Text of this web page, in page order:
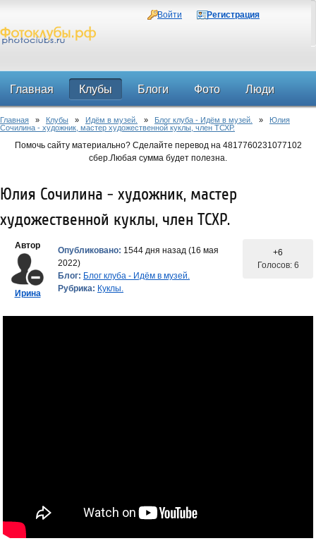
Войти Регистрация
Главная Клубы Блоги Фото Люди
Форум
Главная » Клубы » Идём в музей. » Блог клуба - Идём в музей. » Юлия
Сочилина - художник, мастер художественной куклы, член ТСХР.
Помочь сайту материально? Сделайте перевод на 4817760231077102
сбер.Любая сумма будет полезна.
Юлия Сочилина - художник, мастер
художественной куклы, член ТСХР.
Автор
Ирина
Опубликовано: 1544 дня назад (16 мая
2022)
Блог: Блог клуба - Идём в музей.
Рубрика: Куклы.
+6
Голосов: 6